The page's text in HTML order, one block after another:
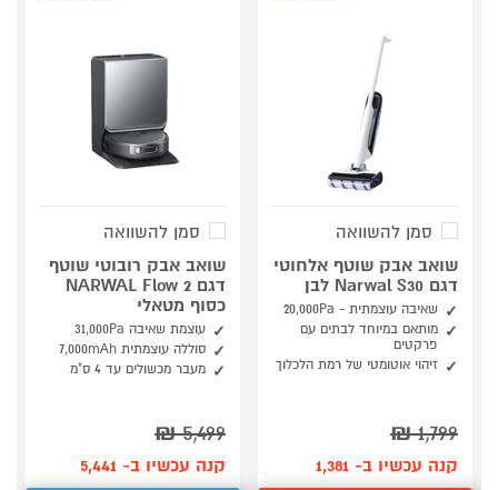
סמן להשוואה
שואב אבק שוטף אלחוטי
דגם Narwal S30 לבן
שאיבה עוצמתית - 20,000Pa
מותאם במיוחד לבתים עם
פרקטים
זיהוי אוטומטי של רמת הלכלוך
1,799
₪
קנה עכשיו ב- 1,381
סמן להשוואה
שואב אבק רובוטי שוטף
דגם NARWAL Flow 2
כסוף מטאלי
עוצמת שאיבה 31,000Pa
סוללה עוצמתית 7,000mAh
מעבר מכשולים עד 4 ס"מ
5,499
₪
קנה עכשיו ב- 5,441